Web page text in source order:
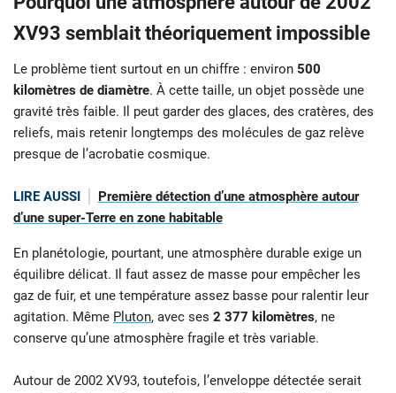
XV93 semblait théoriquement impossible
Le problème tient surtout en un chiffre : environ 500
kilomètres de diamètre. À cette taille, un objet possède une
gravité très faible. Il peut garder des glaces, des cratères, des
reliefs, mais retenir longtemps des molécules de gaz relève
presque de l’acrobatie cosmique.
LIRE AUSSI
Première détection d’une atmosphère autour
d’une super-Terre en zone habitable
En planétologie, pourtant, une atmosphère durable exige un
équilibre délicat. Il faut assez de masse pour empêcher les
gaz de fuir, et une température assez basse pour ralentir leur
agitation. Même Pluton, avec ses 2 377 kilomètres, ne
conserve qu’une atmosphère fragile et très variable.
Autour de 2002 XV93, toutefois, l’enveloppe détectée serait